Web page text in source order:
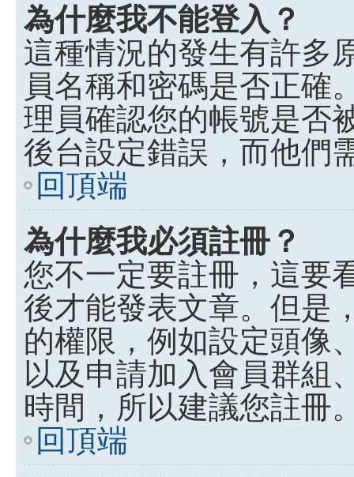
為什麼我不能登入？
這種情況的發生有許多
員名稱和密碼是否正確
理員確認您的帳號是否
後台設定錯誤，而他們
回頂端
為什麼我必須註冊？
您不一定要註冊，這要
後才能發表文章。但是
的權限，例如設定頭像
以及申請加入會員群組
時間，所以建議您註冊
回頂端